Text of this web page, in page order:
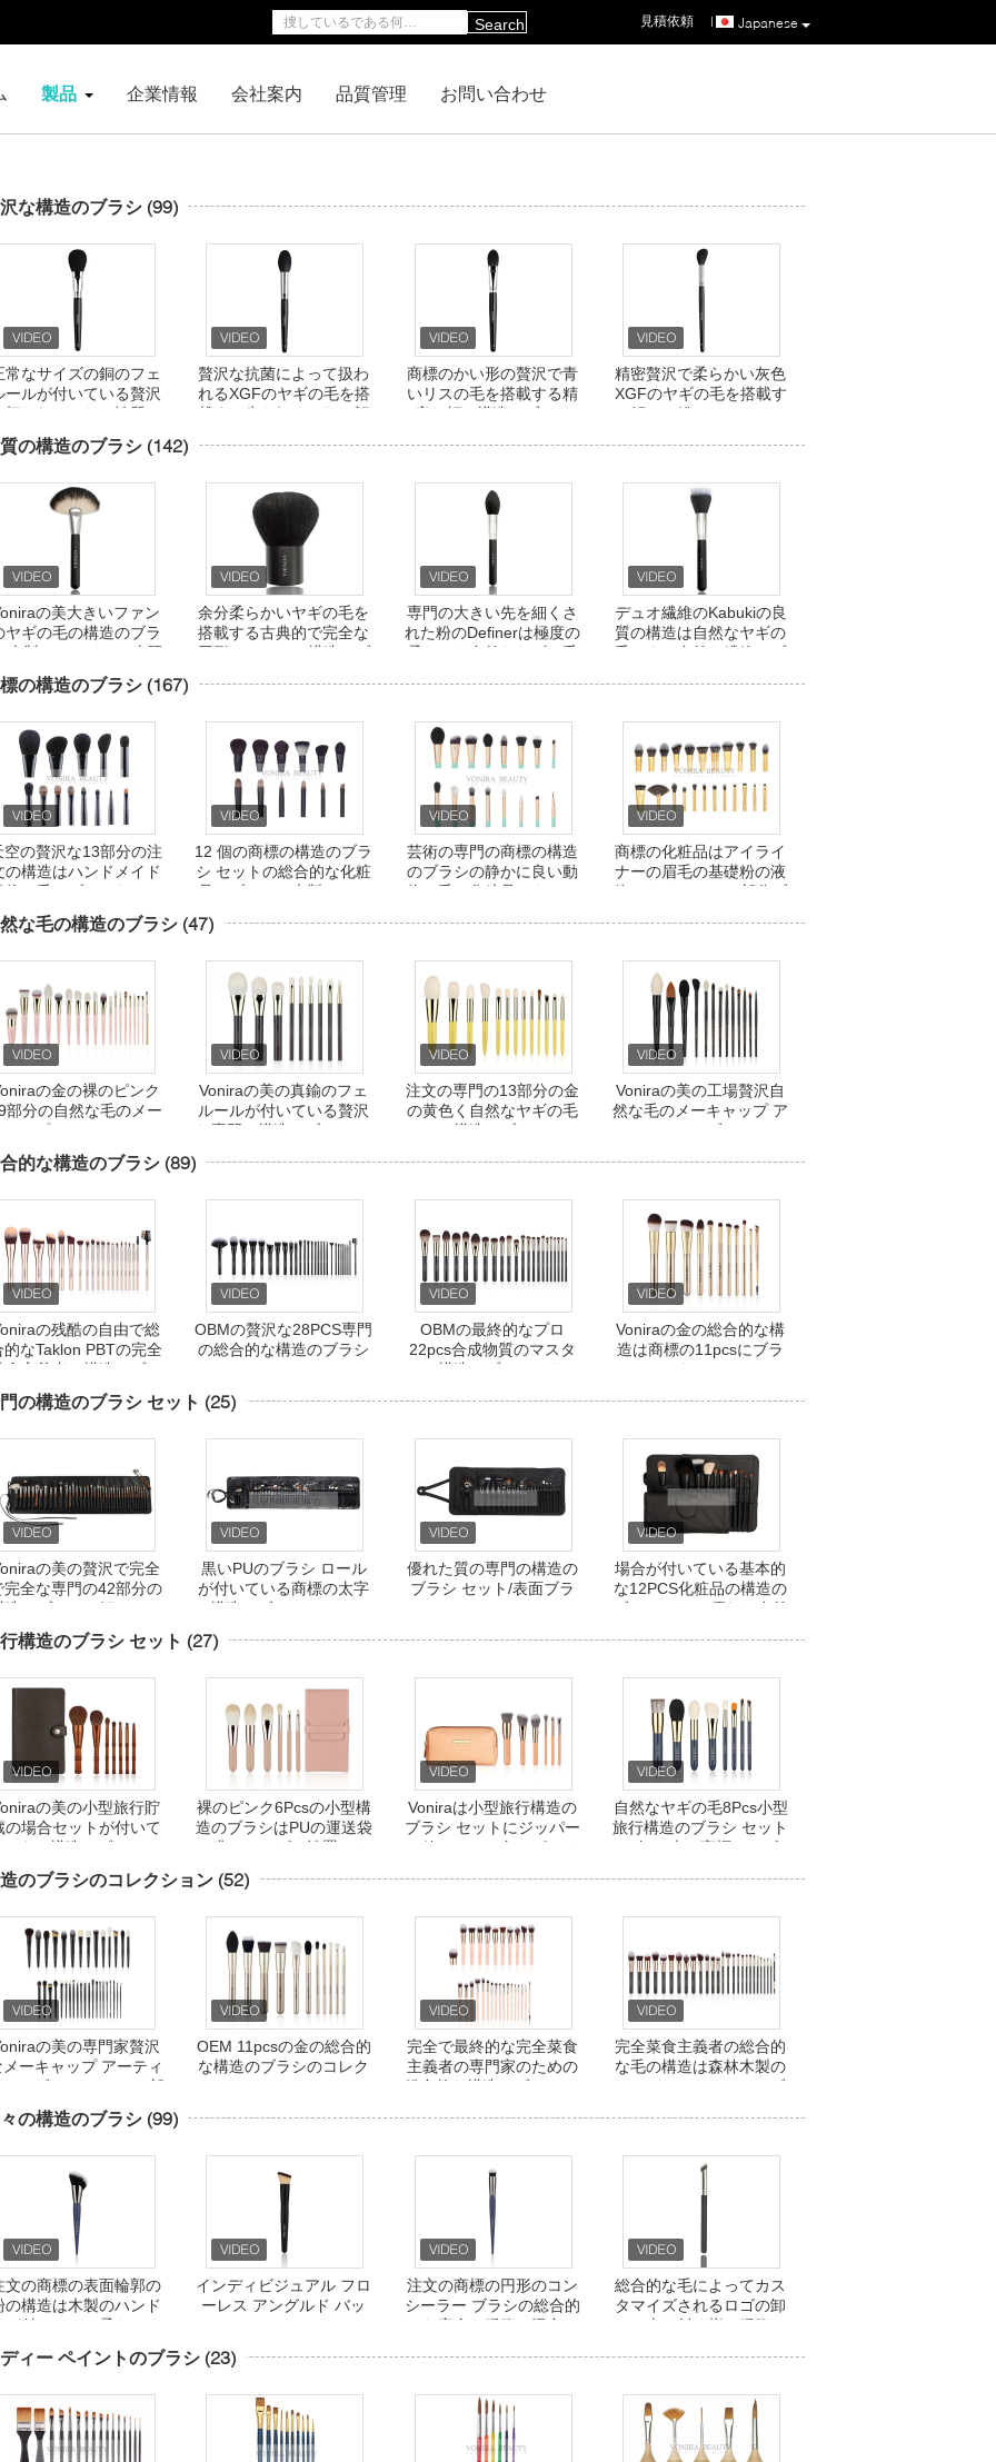
Japanese
見積依頼 |
Search
製品 企業情報 会社案内 品質管理 お問い合わせ
な構造のブラシ (99)
常なサイズの銅のフェ
ールが付いている贅沢
切られていない性質の
毛の粉のブラシ
贅沢な抗菌によって扱わ
れるXGFのヤギの毛を搭
載する先を細くされた顔
商標のかい形の贅沢で青
いリスの毛を搭載する精
密な頬の構造のブラシ
精密贅沢で柔らかい灰色
XGFのヤギの毛を搭載す
る傾いた粉のハイライト
の構造のブラシ (142)
の美大きいファン
ヤギの毛の構造のブラ
/木製のハンドルの上限
の構造のブラシ
余分柔らかいヤギの毛を
搭載する古典的で完全な
円形のKabukiの構造のブ
専門の大きい先を細くさ
れた粉のDefinerは極度の
柔らかく自然なヤギの毛
デュオ繊維のKabukiの良
質の構造は自然なヤギの
毛および自然な繊維にブ
の構造のブラシ (167)
空の贅沢な13部分の注
の構造はハンドメイド
物の毛にブラシをかけ
ます
12 個の商標の構造のブラ
シ セットの総合的な化粧
品のブラシの木製のハン
芸術の専門の商標の構造
のブラシの静かに良い動
物の毛の化粧品はキット
商標の化粧品はアイライ
ナーの眉毛の基礎粉の液
体のクリームに23部分ブ
な毛の構造のブラシ (47)
の金の裸のピンク
部分の自然な毛のメー
ップ アーティストの
ブラシ
Voniraの美の真鍮のフェ
ルールが付いている贅沢
な専門の構造のブラシ セ
注文の専門の13部分の金
の黄色く自然なヤギの毛
の構造のブラシ
Voniraの美の工場贅沢自
然な毛のメーキャップ ア
ーティストのブラシ セッ
的な構造のブラシ (89)
の残酷の自由で総
的なTaklon PBTの完全
食主義者の構造のブラ
OBMの贅沢な28PCS専門
の総合的な構造のブラシ
OBMの最終的なプロ
22pcs合成物質のマスタ
ーの構造のブラシのキッ
Voniraの金の総合的な構
造は商標の11pcsにブラ
シをかける
の構造のブラシ セット (25)
の美の贅沢で完全
完全な専門の42部分の
造のブラシは銅のフェ
ールの黒檀のハンドル
よって手作りされて置
黒いPUのブラシ ロール
が付いている商標の太字
の構造のブラシ セット48
優れた質の専門の構造の
ブラシ セット/表面ブラ
場合が付いている基本的
な12PCS化粧品の構造の
ブラシ セット優れた自然
構造のブラシ セット (27)
の美の小型旅行貯
の場合セットが付いて
タケ構造のブラシ セ
裸のピンク6Pcsの小型構
造のブラシはPUの運送袋
と非アレルギー性置いた
Voniraは小型旅行構造の
ブラシ セットにジッパー
の箱とのバラ色のピンク
自然なヤギの毛8Pcs小型
旅行構造のブラシ セット
の卸し売り商標のロゴ
のブラシのコレクション (52)
の美の専門家贅沢
ーキャップ アーティ
のブラシ セット35部
分の
OEM 11pcsの金の総合的
な構造のブラシのコレク
完全で最終的な完全菜食
主義者の専門家のための
総合的な構造のブラシ セ
完全菜食主義者の総合的
な毛の構造は森林木製の
ハンドルとの27Pcsにブ
の構造のブラシ (99)
文の商標の表面輪郭の
の構造は木製のハンド
が付いている柔らかく
ける
インディビジュアル フロ
ーレス アングルド バッ
注文の商標の円形のコン
シーラー ブラシの総合的
な完全な緩衝の混合
総合的な毛によってカス
タマイズされるロゴの卸
し売り斜め指の緩衝
ィー ペイントのブラシ (23)